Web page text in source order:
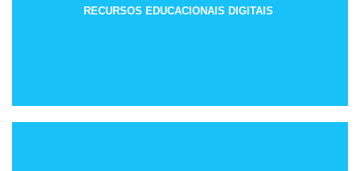
RECURSOS EDUCACIONAIS DIGITAIS